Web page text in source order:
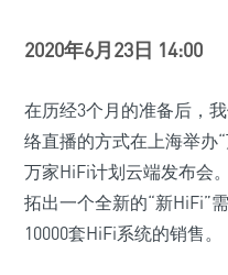
2020年6月23日 14:00
在历经3个月的准备后，
络直播的方式在上海举办
万家HiFi计划云端发布会
拓出一个全新的“新HiFi”
10000套HiFi系统的销售。